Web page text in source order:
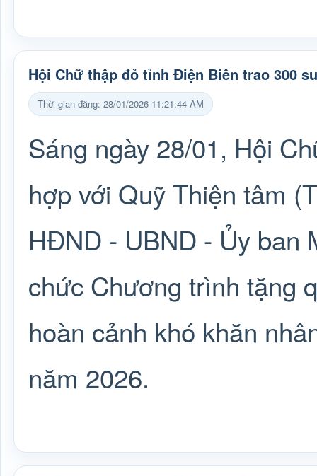
Hội Chữ thập đỏ tỉnh Điện Biên trao 300
Thời gian đăng: 28/01/2026 11:21:44 AM
Sáng ngày 28/01, Hội
hợp với Quỹ Thiện tâm
HĐND - UBND - Ủy ban
chức Chương trình tặng
hoàn cảnh khó khăn
năm 2026.